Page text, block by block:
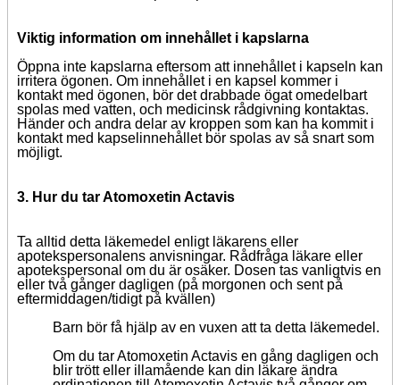
Viktig information om innehållet i kapslarna
Öppna inte kapslarna eftersom att innehållet i kapseln kan
irritera ögonen. Om innehållet i en kapsel kommer i
kontakt med ögonen, bör det drabbade ögat omedelbart
spolas med vatten, och medicinsk rådgivning kontaktas.
Händer och andra delar av kroppen som kan ha kommit i
kontakt med kapselinnehållet bör spolas av så snart som
möjligt.
3. Hur du tar Atomoxetin Actavis
Ta alltid detta läkemedel enligt läkarens eller
apotekspersonalens anvisningar. Rådfråga läkare eller
apotekspersonal om du är osäker. Dosen tas vanligtvis en
eller två gånger dagligen (på morgonen och sent på
eftermiddagen/tidigt på kvällen)
Barn bör få hjälp av en vuxen att ta detta läkemedel.
Om du tar Atomoxetin Actavis en gång dagligen och
blir trött eller illamående kan din läkare ändra